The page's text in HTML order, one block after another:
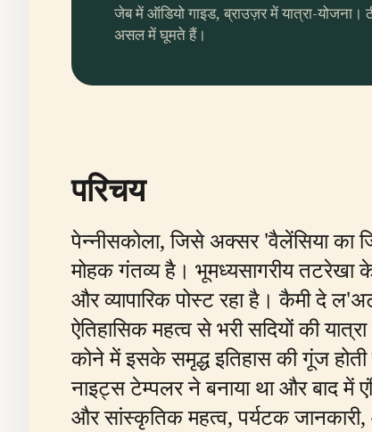
जेब में ऑडियो गाइड, ब्राउज़र में यात्रा-
असल में घूमते हैं।
परिचय
पेन्नीसकोला, जिसे अक्सर 'वैलेंसिया का
मोहक गंतव्य है। भूमध्यसागरीय तटरेखा
और व्यापारिक पोस्ट रहा है। कैमी दे
ऐतिहासिक महत्व से भरी सदियों की
कोने में इसके समृद्ध इतिहास की गूंज
नाइट्स टेम्पलर ने बनाया था और बाद
और सांस्कृतिक महत्व, पर्यटक